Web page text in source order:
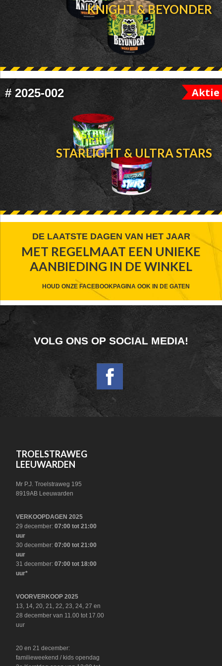
KNIGHT & BEYONDER
# 2025-002 Aktie
STARLIGHT & ULTRA STARS
FOOTER
WIDGET
HEADER
DE LAATSTE DAGEN VAN HET JAAR
MET REGELMAAT EEN UNIEKE
AANBIEDING IN DE WINKEL
HOUD ONZE FACEBOOKPAGINA OOK IN DE GATEN
FOOTER
WIDGET
HEADER
SOCIAL
VOLG ONS OP SOCIAL MEDIA!
TROELSTRAWEG
LEEUWARDEN
Mr P.J. Troelstraweg 195
8919AB Leeuwarden
VERKOOPDAGEN 2025
29 december:07:00 tot 21:00
uur
30 december:07:00 tot 21:00
uur
31 december:07:00 tot 18:00
uur*
VOORVERKOOP 2025
13, 14, 20, 21, 22, 23, 24, 27 en
28 december van 11.00 tot 17.00
uur
20 en 21 december:
familieweekend / kids opendag